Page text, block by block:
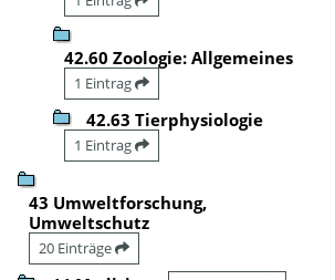
42.60 Zoologie: Allgemeines
1 Eintrag
42.63 Tierphysiologie
1 Eintrag
43 Umweltforschung,
Umweltschutz
20 Einträge